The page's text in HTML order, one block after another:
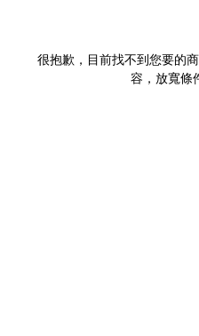
很抱歉，目前找不到您要的
容，放寬條